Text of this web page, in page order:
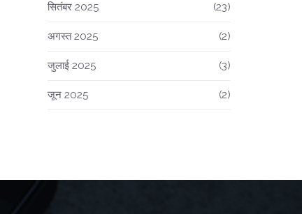
सितंबर 2025 (23)
अगस्त 2025 (2)
जुलाई 2025 (3)
जून 2025 (2)